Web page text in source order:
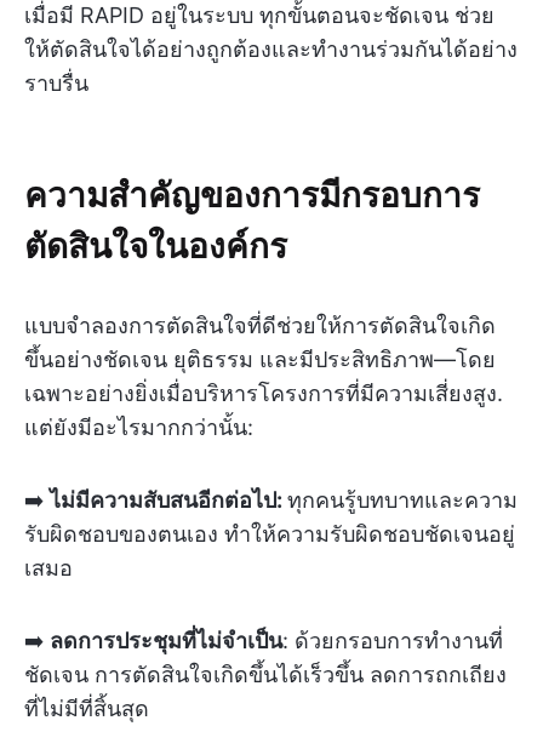
เมื่อมี RAPID อยู่ในระบบ ทุกขั้นตอนจะชัดเจน ช่วย
ให้ตัดสินใจได้อย่างถูกต้องและทำงานร่วมกันได้อย่าง
ราบรื่น
ความสำคัญของการมีกรอบการ
ตัดสินใจในองค์กร
แบบจำลองการตัดสินใจที่ดีช่วยให้การตัดสินใจเกิด
ขึ้นอย่างชัดเจน ยุติธรรม และมีประสิทธิภาพ—โดย
เฉพาะอย่างยิ่งเมื่อบริหารโครงการที่มีความเสี่ยงสูง.
แต่ยังมีอะไรมากกว่านั้น:
➡️ไม่มีความสับสนอีกต่อไป: ทุกคนรู้บทบาทและความ
รับผิดชอบของตนเอง ทำให้ความรับผิดชอบชัดเจนอยู่
เสมอ
➡️ ลดการประชุมที่ไม่จำเป็น: ด้วยกรอบการทำงานที่
ชัดเจน การตัดสินใจเกิดขึ้นได้เร็วขึ้น ลดการถกเถียง
ที่ไม่มีที่สิ้นสุด